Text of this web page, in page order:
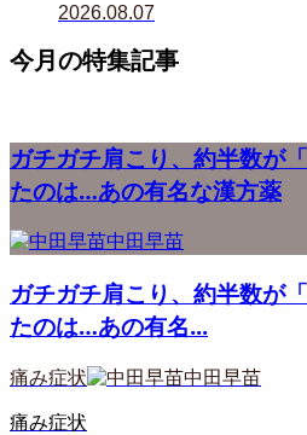
2026.08.07
今月の特集記事
ガチガチ肩こり、約半数が
たのは…あの有名な漢方薬
中田早苗
ガチガチ肩こり、約半数が
たのは…あの有名...
痛み症状 中田早苗
痛み症状